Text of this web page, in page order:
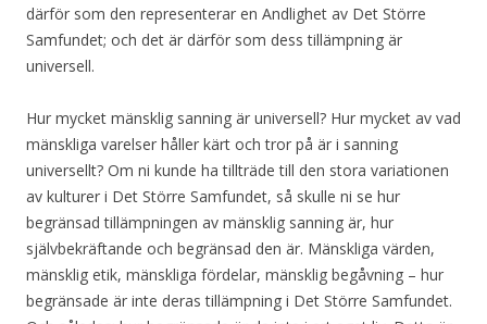
därför som den representerar en Andlighet av Det Större
Samfundet; och det är därför som dess tillämpning är
universell.
Hur mycket mänsklig sanning är universell? Hur mycket av vad
mänskliga varelser håller kärt och tror på är i sanning
universellt? Om ni kunde ha tillträde till den stora variationen
av kulturer i Det Större Samfundet, så skulle ni se hur
begränsad tillämpningen av mänsklig sanning är, hur
självbekräftande och begränsad den är. Mänskliga värden,
mänsklig etik, mänskliga fördelar, mänsklig begåvning – hur
begränsade är inte deras tillämpning i Det Större Samfundet.